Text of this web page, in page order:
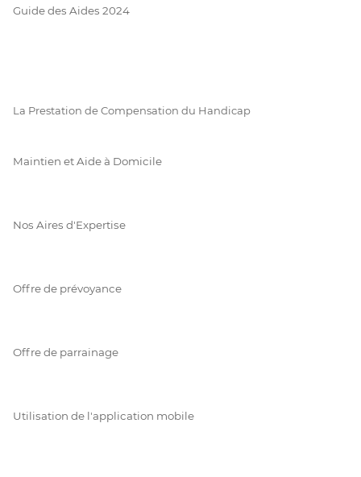
Guide des Aides 2024
La Prestation de Compensation du Handicap
Maintien et Aide à Domicile
Nos Aires d'Expertise
Offre de prévoyance
Offre de parrainage
Utilisation de l'application mobile